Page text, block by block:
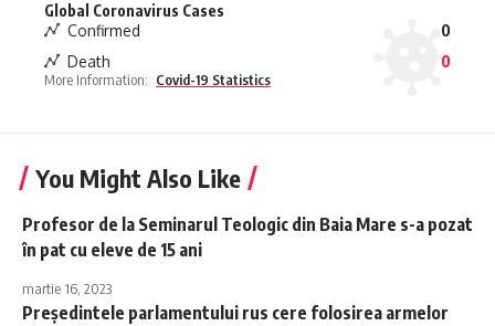
Global Coronavirus Cases
Confirmed
0
Death
0
More Information: Covid-19 Statistics
You Might Also Like
Profesor de la Seminarul Teologic din Baia Mare s-a pozat
în pat cu eleve de 15 ani
martie 16, 2023
Președintele parlamentului rus cere folosirea armelor